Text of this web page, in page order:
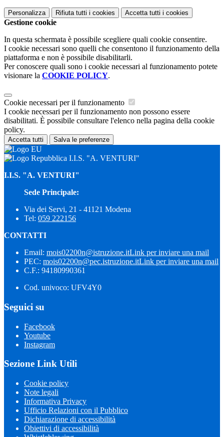
Personalizza Rifiuta tutti i cookies Accetta tutti i cookies
Gestione cookie
In questa schermata è possibile scegliere quali cookie consentire.
I cookie necessari sono quelli che consentono il funzionamento della
piattaforma e non è possibile disabilitarli.
Per conoscere quali sono i cookie necessari al funzionamento potete
visionare la COOKIE POLICY.
Cookie necessari per il funzionamento
I cookie necessari per il funzionamento non possono essere
disabilitati. È possibile consultare l'elenco nella pagina della cookie
policy.
Accetta tutti Salva le preferenze
I.I.S. "A. VENTURI"
I.I.S. "A. VENTURI"
Sede Principale:
Via dei Servi, 21 - 41121 Modena
Tel: 059 222156
CONTATTI
Email: mois02200n@istruzione.itLink per inviare una mail
PEC: mois02200n@pec.istruzione.itLink per inviare una mail
C.F.: 94180990361
Cod. univoco: UFV4Y0
Seguici su
Facebook
Youtube
Instagram
Sezione Link Utili
Cookie policy
Note legali
Informativa Privacy
Ufficio Relazioni con il Pubblico
Dichiarazione di accessibilità
Obiettivi di accessibilità